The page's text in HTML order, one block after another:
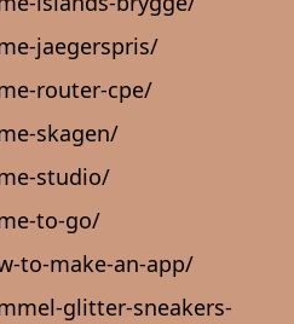
jaegerspris/
router-cpe/
skagen/
studio/
to-go/
to-make-an-app/
glitter-sneakers-